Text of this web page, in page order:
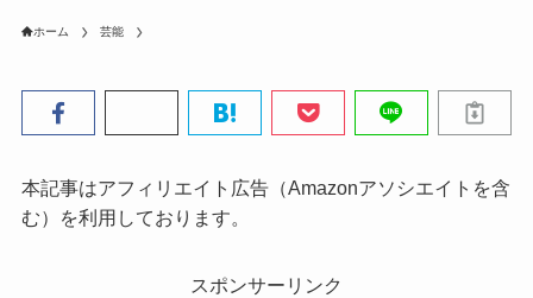
ホーム 芸能
本記事はアフィリエイト広告（Amazonアソシエイトを含
む）を利用しております。
スポンサーリンク